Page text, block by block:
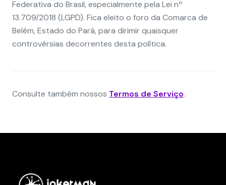
Federativa do Brasil, especialmente pela Lei nº
13.709/2018 (LGPD). Fica eleito o foro da Comarca de
Belém, Estado do Pará, para dirimir quaisquer
controvérsias decorrentes desta política.
Consulte também nossos Termos de Serviço.